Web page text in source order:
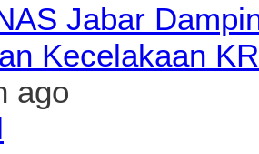
Jabar
Kecelakaan
ago